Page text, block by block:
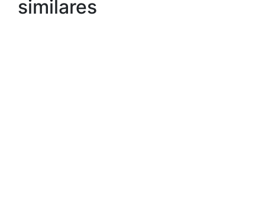
similares